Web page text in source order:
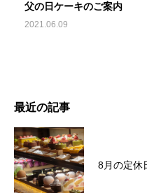
父の日ケーキのご案内
2021.06.09
最近の記事
8月の定休